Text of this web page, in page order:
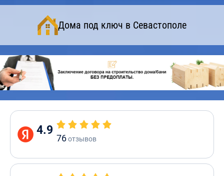
Дома под ключ в Севастополе
4.9
76отзывов